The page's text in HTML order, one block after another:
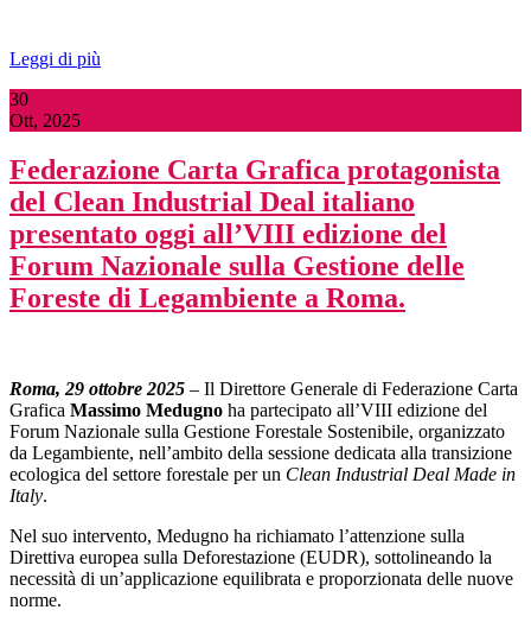
Leggi di più
30
Ott, 2025
Federazione Carta Grafica protagonista
del Clean Industrial Deal italiano
presentato oggi all’VIII edizione del
Forum Nazionale sulla Gestione delle
Foreste di Legambiente a Roma.
Roma, 29 ottobre 2025 – Il Direttore Generale di Federazione Carta
Grafica Massimo Medugno ha partecipato all’VIII edizione del
Forum Nazionale sulla Gestione Forestale Sostenibile, organizzato
da Legambiente, nell’ambito della sessione dedicata alla transizione
ecologica del settore forestale per un Clean Industrial Deal Made in
Italy.
Nel suo intervento, Medugno ha richiamato l’attenzione sulla
Direttiva europea sulla Deforestazione (EUDR), sottolineando la
necessità di un’applicazione equilibrata e proporzionata delle nuove
norme.